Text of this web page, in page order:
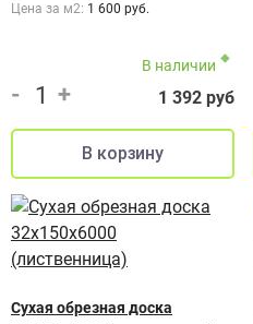
Цена за м2: 1 600 руб.
В наличии
- + 1 392 руб
Сухая обрезная доска